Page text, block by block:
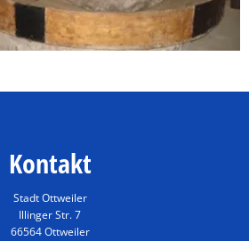
Kontakt
Stadt Ottweiler
Illinger Str. 7
66564 Ottweiler